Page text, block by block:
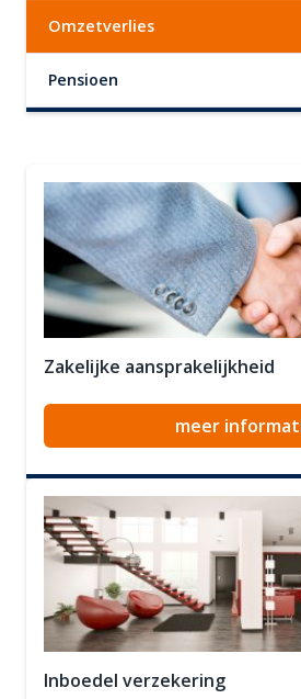
Omzetverlies
Pensioen
Zakelijke aansprakelijkheid
meer
Inboedel verzekering